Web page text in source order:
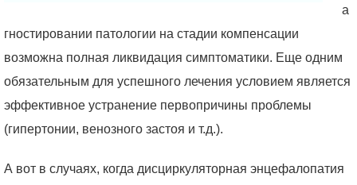
а
гностировании патологии на стадии компенсации
возможна полная ликвидация симптоматики. Еще одним
обязательным для успешного лечения условием является
эффективное устранение первопричины проблемы
(гипертонии, венозного застоя и т.д.).
А вот в случаях, когда дисциркуляторная энцефалопатия